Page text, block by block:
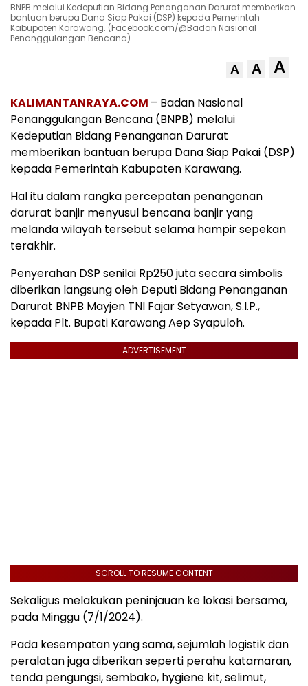
BNPB melalui Kedeputian Bidang Penanganan Darurat memberikan
bantuan berupa Dana Siap Pakai (DSP) kepada Pemerintah
Kabupaten Karawang. (Facebook.com/@Badan Nasional
Penanggulangan Bencana)
A A A
KALIMANTANRAYA.COM – Badan Nasional
Penanggulangan Bencana (BNPB) melalui
Kedeputian Bidang Penanganan Darurat
memberikan bantuan berupa Dana Siap Pakai (DSP)
kepada Pemerintah Kabupaten Karawang.
Hal itu dalam rangka percepatan penanganan
darurat banjir menyusul bencana banjir yang
melanda wilayah tersebut selama hampir sepekan
terakhir.
Penyerahan DSP senilai Rp250 juta secara simbolis
diberikan langsung oleh Deputi Bidang Penanganan
Darurat BNPB Mayjen TNI Fajar Setyawan, S.I.P.,
kepada Plt. Bupati Karawang Aep Syapuloh.
ADVERTISEMENT
SCROLL TO RESUME CONTENT
Sekaligus melakukan peninjauan ke lokasi bersama,
pada Minggu (7/1/2024).
Pada kesempatan yang sama, sejumlah logistik dan
peralatan juga diberikan seperti perahu katamaran,
tenda pengungsi, sembako, hygiene kit, selimut,